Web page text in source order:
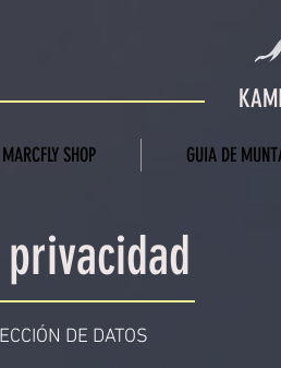
MARCFLY SHOP GUIA DE
DE DATOS